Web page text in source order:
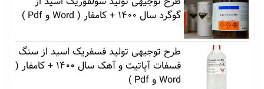
گوگرد سال 1400 + کامفار ( Word و Pdf )
طرح توجیهی تولید فسفریک اسید از سنگ
فسفات آپاتیت و آهک سال 1400 + کامفار (
Word و Pdf )